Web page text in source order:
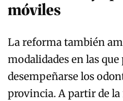
móviles
La reforma también
modalidades en las
desempeñarse los
provincia. A partir de